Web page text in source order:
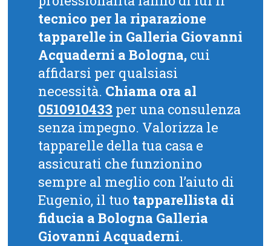
tecnico per la riparazione
tapparelle in Galleria Giovanni
Acquaderni a Bologna, cui
affidarsi per qualsiasi
necessità. Chiama ora al
0510910433 per una consulenza
senza impegno. Valorizza le
tapparelle della tua casa e
assicurati che funzionino
sempre al meglio con l’aiuto di
Eugenio, il tuo tapparellista di
fiducia a Bologna Galleria
Giovanni Acquaderni.